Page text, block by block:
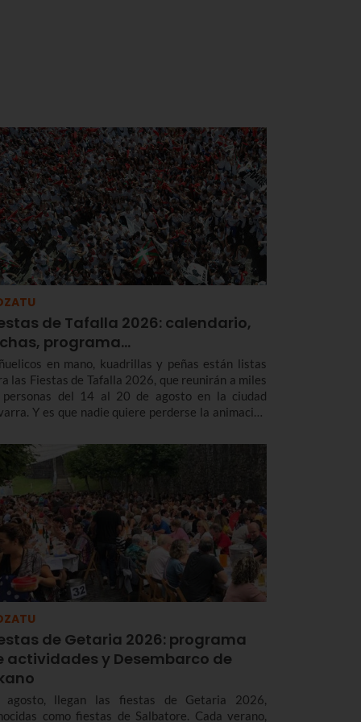
de Tafalla 2026: calendario,
programa…
en mano, kuadrillas y peñas están listas
las Fiestas de Tafalla 2026, que reunirán a miles
personas del 14 al 20 de agosto en la ciudad
Y es que nadie quiere perderse la animación
o la esperada subida a la Salve.
de Getaria 2026: programa
actividades y Desembarco de
agosto, llegan las fiestas de Getaria 2026,
como fiestas de Salbatore. Cada verano,